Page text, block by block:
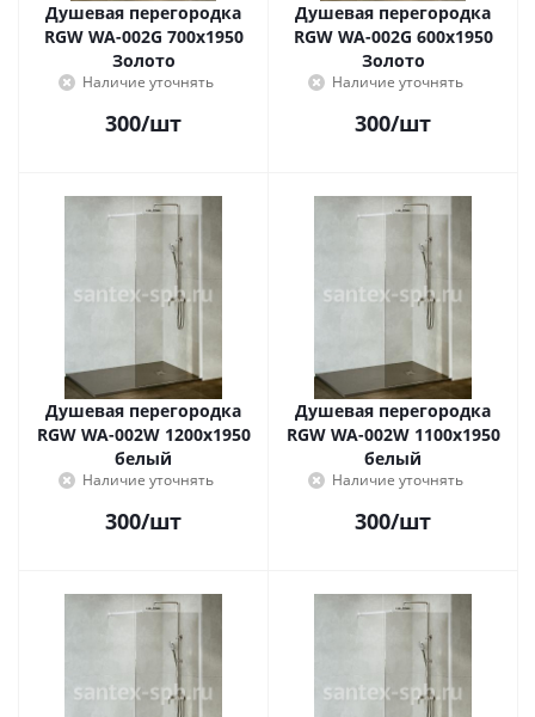
Душевая перегородка
RGW WA-002G 700x1950
Золото
Наличие уточнять
300/шт
Душевая перегородка
RGW WA-002G 600x1950
Золото
Наличие уточнять
300/шт
Душевая перегородка
RGW WA-002W 1200x1950
белый
Наличие уточнять
300/шт
Душевая перегородка
RGW WA-002W 1100x1950
белый
Наличие уточнять
300/шт